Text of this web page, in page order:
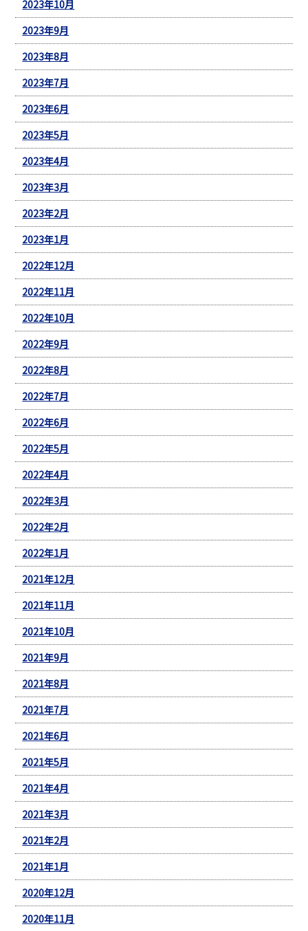
2023年10月
2023年9月
2023年8月
2023年7月
2023年6月
2023年5月
2023年4月
2023年3月
2023年2月
2023年1月
2022年12月
2022年11月
2022年10月
2022年9月
2022年8月
2022年7月
2022年6月
2022年5月
2022年4月
2022年3月
2022年2月
2022年1月
2021年12月
2021年11月
2021年10月
2021年9月
2021年8月
2021年7月
2021年6月
2021年5月
2021年4月
2021年3月
2021年2月
2021年1月
2020年12月
2020年11月